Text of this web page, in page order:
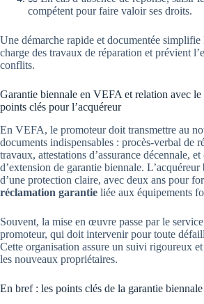
compétent pour faire valoir ses droits.
Une démarche rapide et documentée simplifie
charge des travaux de réparation et prévient
conflits.
Garantie biennale en VEFA et relation avec le
points clés pour l’acquéreur
En VEFA, le promoteur doit transmettre au
documents indispensables : procès-verbal de
travaux, attestations d’assurance décennale,
d’extension de garantie biennale.
d’une protection claire, avec deux ans pour
réclamation garantie liée aux équipements
Souvent, la mise en œuvre passe par le
promoteur, qui doit intervenir pour toute
Cette organisation assure un suivi rigoureux
les nouveaux propriétaires.
En bref : les points clés de la garantie